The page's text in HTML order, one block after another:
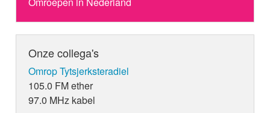
Onze collega's
Omrop Tytsjerksteradiel
105.0 FM ether
97.0 MHz kabel